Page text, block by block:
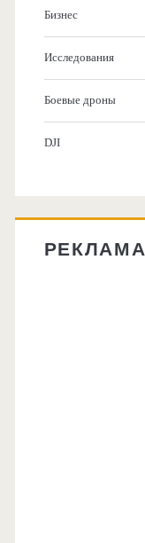
Бизнес
Исследования
Боевые дроны
DJI
РЕКЛАМА